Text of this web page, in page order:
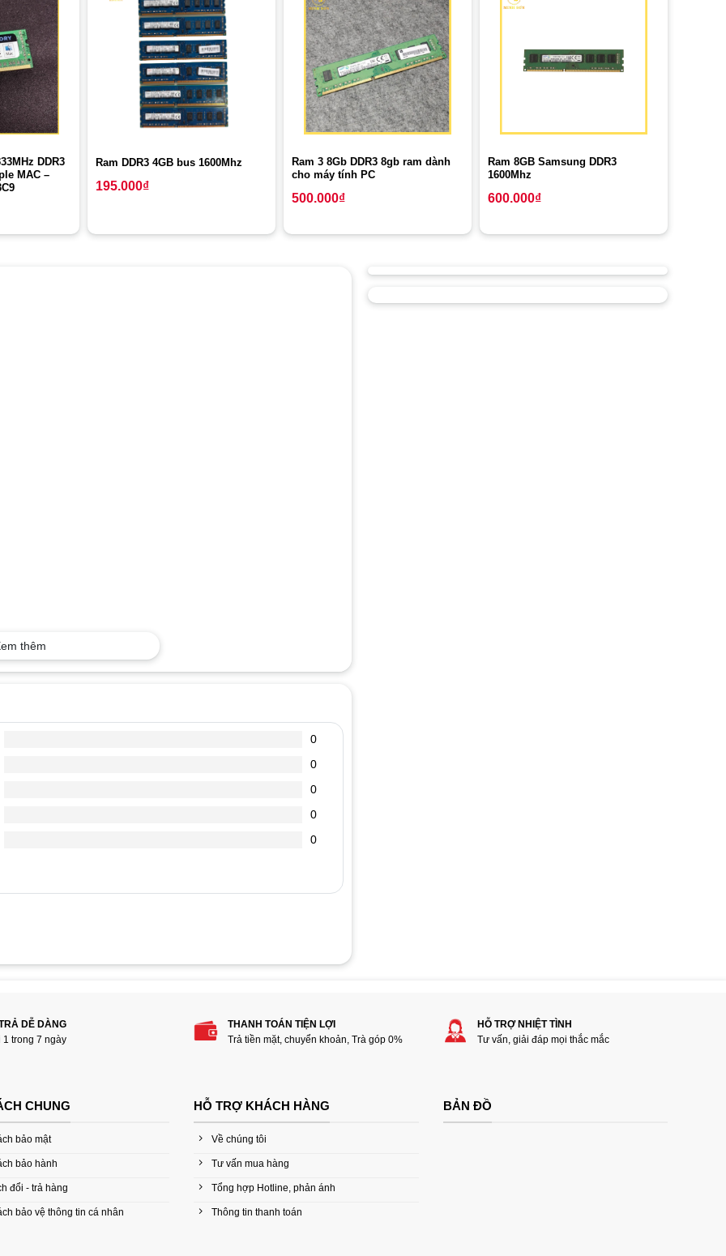
DDR3
MAC –
Ram DDR3 4GB bus 1600Mhz
195.000₫
Ram 3 8Gb DDR3 8gb ram dành
cho máy tính PC
500.000₫
Ram 8GB Samsung DDR3
1600Mhz
600.000₫
thêm
0
0
0
0
0
“Ram Laptop DDR4 16GB Bus 2400”
DỄ DÀNG
1 trong 7 ngày
THANH TOÁN TIỆN LỢI
Trả tiền mặt, chuyển khoản, Trà góp 0%
HỖ TRỢ NHIỆT TÌNH
Tư vấn, giải đáp mọi thắc mắc
CHUNG
bảo mật
bảo hành
đổi - trả hàng
bảo vệ thông tin cá nhân
HỖ TRỢ KHÁCH HÀNG
Về chúng tôi
Tư vấn mua hàng
Tổng hợp Hotline, phản ánh
Thông tin thanh toán
BẢN ĐỒ